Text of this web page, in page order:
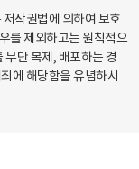
작권법에 의하여 보호
를 제외하고는 원칙적으
단 복제, 배포하는 경
에 해당함을 유념하시